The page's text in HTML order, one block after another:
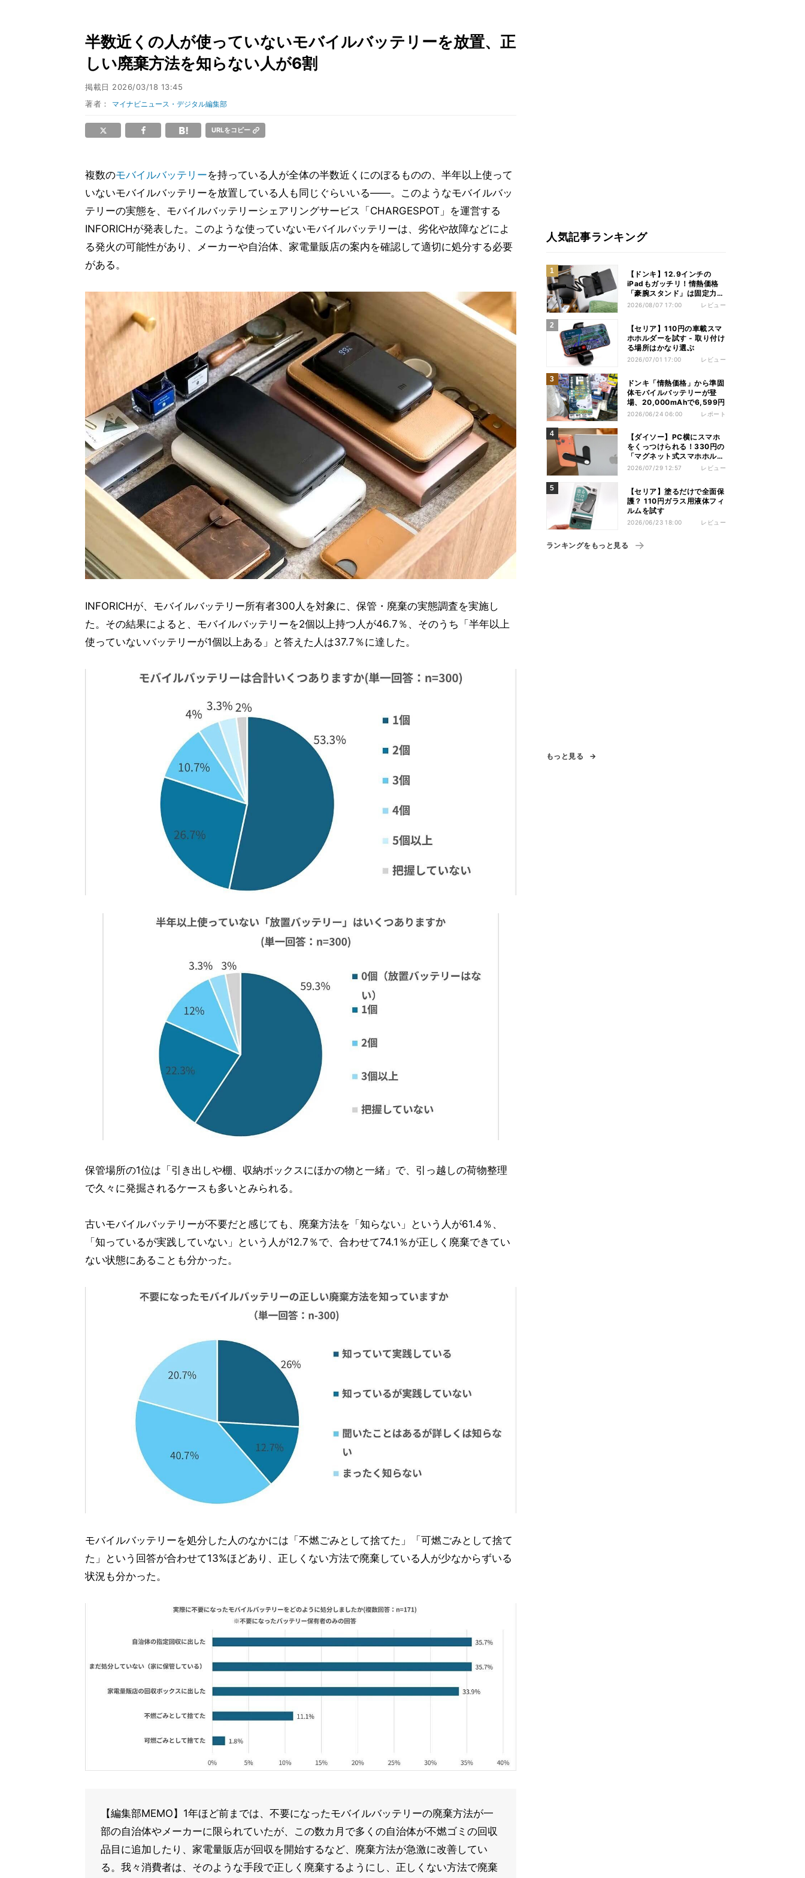
半数近くの人が使っていないモバイルバッテリーを放置、正
しい廃棄方法を知らない人が6割
掲載日 2026/03/18 13:45
著者： マイナビニュース・デジタル編集部
URLをコピー
複数のモバイルバッテリーを持っている人が全体の半数近くにのぼるものの、半年以上使って
いないモバイルバッテリーを放置している人も同じぐらいいる――。このようなモバイルバッ
テリーの実態を、モバイルバッテリーシェアリングサービス「CHARGESPOT」を運営する
INFORICHが発表した。このような使っていないモバイルバッテリーは、劣化や故障などによ
る発火の可能性があり、メーカーや自治体、家電量販店の案内を確認して適切に処分する必要
がある。
INFORICHが、モバイルバッテリー所有者300人を対象に、保管・廃棄の実態調査を実施し
た。その結果によると、モバイルバッテリーを2個以上持つ人が46.7％、そのうち「半年以上
使っていないバッテリーが1個以上ある」と答えた人は37.7％に達した。
保管場所の1位は「引き出しや棚、収納ボックスにほかの物と一緒」で、引っ越しの荷物整理
で久々に発掘されるケースも多いとみられる。
古いモバイルバッテリーが不要だと感じても、廃棄方法を「知らない」という人が61.4％、
「知っているが実践していない」という人が12.7％で、合わせて74.1％が正しく廃棄できてい
ない状態にあることも分かった。
モバイルバッテリーを処分した人のなかには「不燃ごみとして捨てた」「可燃ごみとして捨て
た」という回答が合わせて13%ほどあり、正しくない方法で廃棄している人が少なからずいる
状況も分かった。
【編集部MEMO】1年ほど前までは、不要になったモバイルバッテリーの廃棄方法が一
部の自治体やメーカーに限られていたが、この数カ月で多くの自治体が不燃ゴミの回収
品目に追加したり、家電量販店が回収を開始するなど、廃棄方法が急激に改善してい
る。我々消費者は、そのような手段で正しく廃棄するようにし、正しくない方法で廃棄
人気記事ランキング
【ドンキ】12.9インチの
iPadもガッチリ！情熱価格
「豪腕スタンド」は固定力が
頼もしい
2026/08/07 17:00 レビュー
【セリア】110円の車載スマ
ホホルダーを試す - 取り付け
る場所はかなり選ぶ
2026/07/01 17:00 レビュー
ドンキ「情熱価格」から準固
体モバイルバッテリーが登
場、20,000mAhで6,599円
2026/06/24 06:00 レポート
【ダイソー】PC横にスマホ
をくっつけられる！330円の
「マグネット式スマホホルダ
ー」を試してみた
2026/07/29 12:57 レビュー
【セリア】塗るだけで全面保
護？ 110円ガラス用液体フィ
ルムを試す
2026/06/23 18:00 レビュー
ランキングをもっと見る
もっと見る